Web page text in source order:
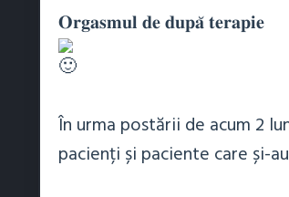
𝐎𝐫𝐠𝐚𝐬𝐦𝐮𝐥 𝐝𝐞 𝐝𝐮𝐩𝐚̆ 𝐭𝐞𝐫𝐚𝐩𝐢𝐞
În urma postării de acum 2
pacienți și paciente care și-